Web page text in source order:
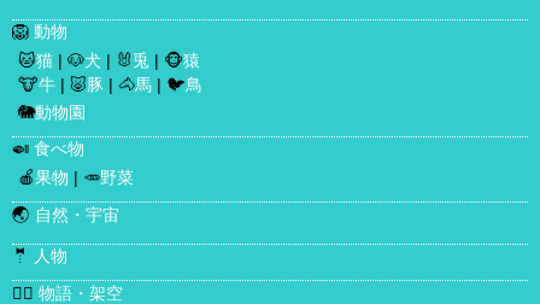
🦁 動物
🐱猫 | 🐶犬 | 🐰兎 | 🐵猿
🐮牛 | 🐷豚 | 🐴馬 | 🐦鳥
🐘動物園
🍛 食べ物
🍎果物 | 🥕野菜
🌏 自然・宇宙
🤵
人物
🧜‍♀️ 物語・架空